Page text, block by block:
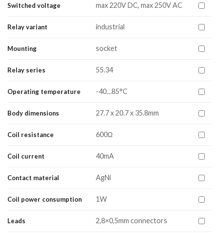
Switched voltage max 220V DC, max 250V AC
Relay variant industrial
Mounting socket
Relay series 55.34
Operating temperature -40…85°C
Body dimensions 27.7 x 20.7 x 35.8mm
Coil resistance 600Ω
Coil current 40mA
Contact material AgNi
Coil power consumption 1W
Leads 2,8×0,5mm connectors